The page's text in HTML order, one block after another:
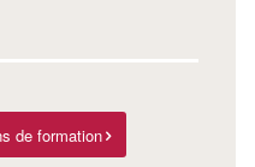
de formation